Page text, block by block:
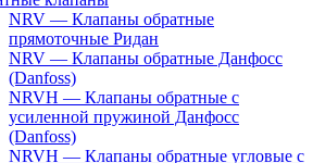
NRV — Клапаны обратные
прямоточные Ридан
NRV — Клапаны обратные Данфосс
(Danfoss)
NRVH — Клапаны обратные с
усиленной пружиной Данфосс
(Danfoss)
NRVH — Клапаны обратные угловые с